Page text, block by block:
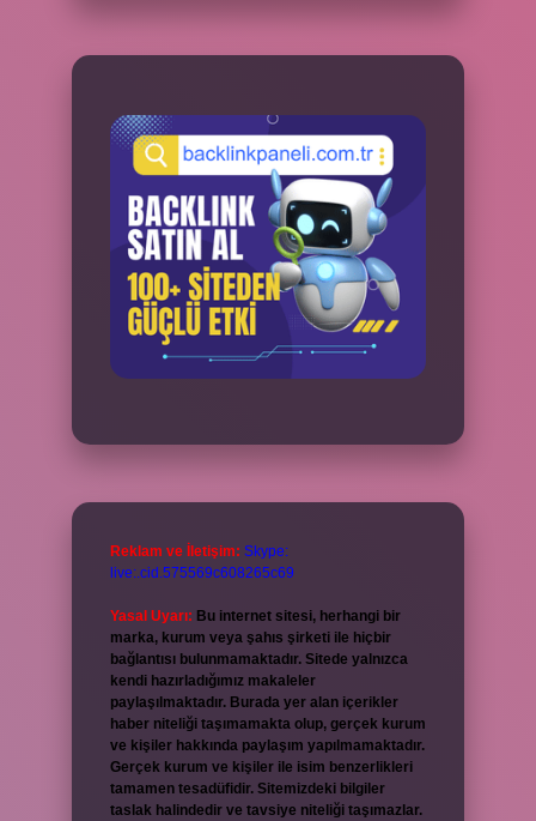
Reklam ve İletişim: Skype:
live:.cid.575569c608265c69
Yasal Uyarı: Bu internet sitesi, herhangi bir
marka, kurum veya şahıs şirketi ile hiçbir
bağlantısı bulunmamaktadır. Sitede yalnızca
kendi hazırladığımız makaleler
paylaşılmaktadır. Burada yer alan içerikler
haber niteliği taşımamakta olup, gerçek kurum
ve kişiler hakkında paylaşım yapılmamaktadır.
Gerçek kurum ve kişiler ile isim benzerlikleri
tamamen tesadüfidir. Sitemizdeki bilgiler
taslak halindedir ve tavsiye niteliği taşımazlar.